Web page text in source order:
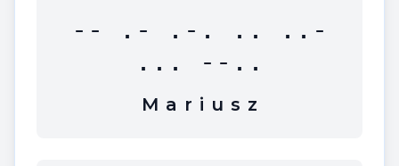
-- .- .-. .. ..-
... --..
M a r i u s z